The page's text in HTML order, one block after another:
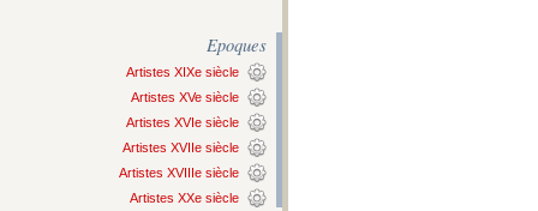
Epoques
Artistes XIXe siècle
Artistes XVe siècle
Artistes XVIe siècle
Artistes XVIIe siècle
Artistes XVIIIe siècle
Artistes XXe siècle